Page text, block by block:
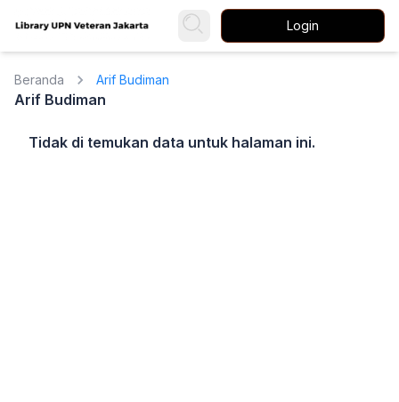
Login
Beranda Arif Budiman
Arif Budiman
Tidak di temukan data untuk halaman ini.